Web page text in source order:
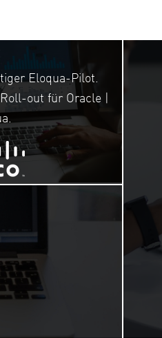
Eloqua-Pilot.
out für Oracle |